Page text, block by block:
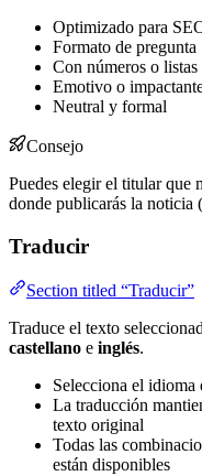
Optimizado para
Formato de pregunta
Con números o listas
Emotivo o
Neutral y formal
Consejo
Puedes elegir el titular que
donde publicarás la noticia
Traducir
Section titled “Traducir”
Traduce el texto
castellano e inglés.
Selecciona el
La traducción
texto original
Todas las
están disponibles